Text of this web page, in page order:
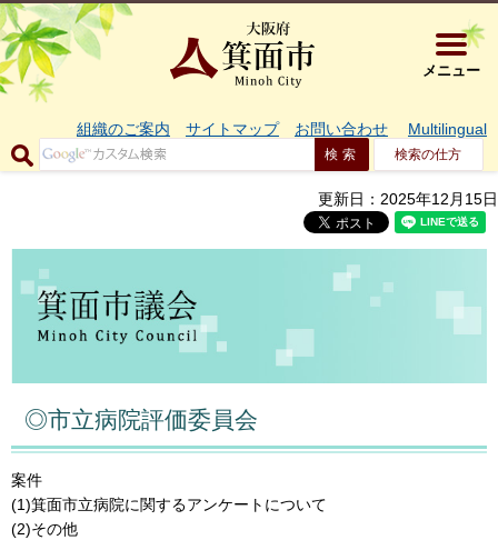
大阪府箕
メニュー
組織のご案内 サイトマップ お問い合わせ Multilingual
検索の仕方
更新日：2025年12月15日
◎市立病院評価委員会
案件
(1)箕面市立病院に関するアンケートについて
(2)その他